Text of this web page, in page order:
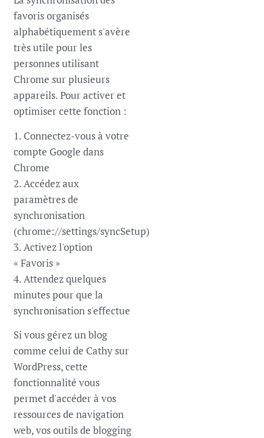
favoris organisés
alphabétiquement s'avère
très utile pour les
personnes utilisant
Chrome sur plusieurs
appareils. Pour activer et
optimiser cette fonction :
1. Connectez-vous à votre
compte Google dans
Chrome
2. Accédez aux
paramètres de
synchronisation
(chrome://settings/syncSetup)
3. Activez l'option
« Favoris »
4. Attendez quelques
minutes pour que la
synchronisation s'effectue
Si vous gérez un blog
comme celui de Cathy sur
WordPress, cette
fonctionnalité vous
permet d'accéder à vos
ressources de navigation
web, vos outils de blogging